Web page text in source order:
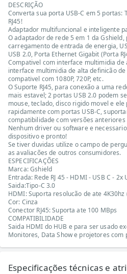
DESCRIÇÃO
Converta sua porta USB-C em 5 portas:
RJ45!
Adaptador multifuncional e inteligente
O adaptador de rede 5 em 1 da Gshield,
carregamento de entrada de energia,
USB 2.0, Porta Ethernet Gigabit (Porta
Compativel com interface multimidia de
interface multimidia de alta definicão de
compativel com 1080P, 720P, etc.
O Suporte RJ45, para conexão a uma
mais estavel; 2 portas USB 2.0 podem
mouse, teclado, disco rigido movel e
rapidamente com portas USB-C,
compatibilidade com versões anteriores
Nenhum driver ou software e
dispositivo e pronto!
Se tiver duvidas utilize o campo de
as avaliacões de outros consumidores.
ESPECIFICAÇÕES
Marca: Gshield
Entrada: Rede RJ 45 - HDMI - USB C - 2x
Saida:Tipo-C 3.0
HDMI: Suporta resolucão de ate 4K30hz
Cor: Cinza
Conector RJ45: Suporta ate 100 MBps
COMPATIBILIDADE
Saida HDMI do HUB e para ser usado
Monitores, Data Show e projetores com
Especificações técnicas e